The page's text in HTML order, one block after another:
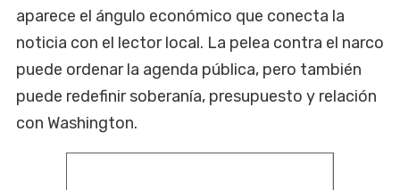
aparece el ángulo económico que conecta la
noticia con el lector local. La pelea contra el narco
puede ordenar la agenda pública, pero también
puede redefinir soberanía, presupuesto y relación
con Washington.